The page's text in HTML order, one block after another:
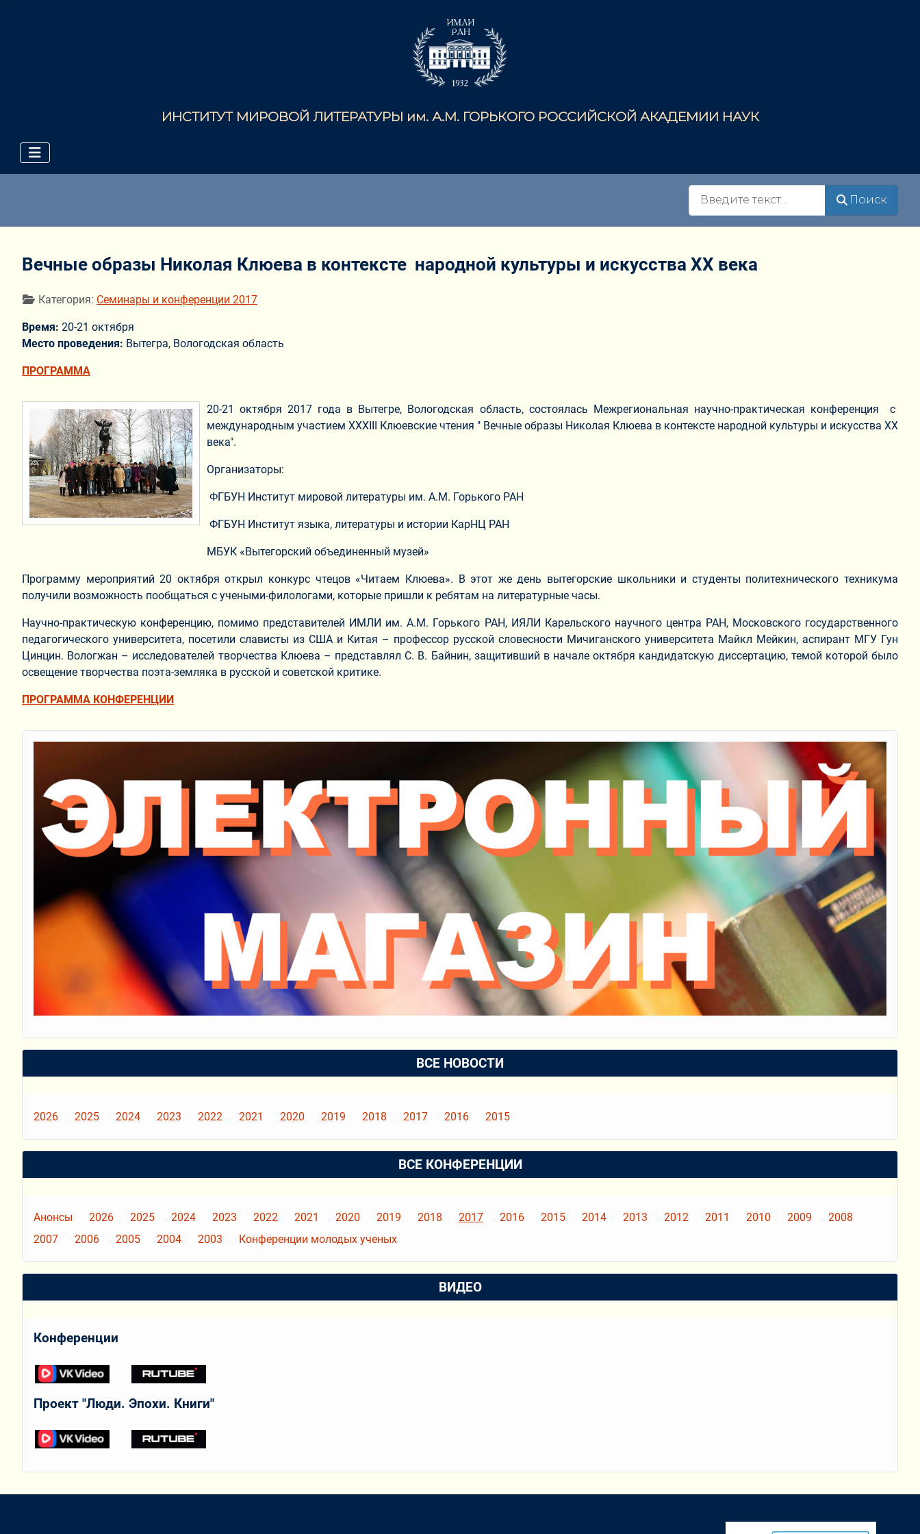
ИНСТИТУТ МИРОВОЙ ЛИТЕРАТУРЫ им. А.М. ГОРЬКОГО РОССИЙСКОЙ АКАДЕМИИ НАУК
Поиск
Вечные образы Николая Клюева в контексте народной культуры и искусства XX века
Информация о материале
Категория: Семинары и конференции 2017
Время: 20-21 октября
Место проведения: Вытегра, Вологодская область
ПРОГРАММА
20-21 октября 2017 года в Вытегре, Вологодская область, состоялась Межрегиональная научно-практическая конференция с
международным участием XXXIII Клюевские чтения " Вечные образы Николая Клюева в контексте народной культуры и искусства XX
века".
Организаторы:
ФГБУН Институт мировой литературы им. А.М. Горького РАН
ФГБУН Институт языка, литературы и истории КарНЦ РАН
МБУК «Вытегорский объединенный музей»
Программу мероприятий 20 октября открыл конкурс чтецов «Читаем Клюева». В этот же день вытегорские школьники и студенты политехнического техникума
получили возможность пообщаться с учеными-филологами, которые пришли к ребятам на литературные часы.
Научно-практическую конференцию, помимо представителей ИМЛИ им. А.М. Горького РАН, ИЯЛИ Карельского научного центра РАН, Московского государственного
педагогического университета, посетили слависты из США и Китая – профессор русской словесности Мичиганского университета Майкл Мейкин, аспирант МГУ Гун
Цинцин. Вологжан – исследователей творчества Клюева – представлял С. В. Байнин, защитивший в начале октября кандидатскую диссертацию, темой которой было
освещение творчества поэта-земляка в русской и советской критике.
ПРОГРАММА КОНФЕРЕНЦИИ
ВСЕ НОВОСТИ
2026 2025 2024 2023 2022 2021 2020 2019 2018 2017 2016 2015
ВСЕ КОНФЕРЕНЦИИ
Анонсы 2026 2025 2024 2023 2022 2021 2020 2019 2018 2017 2016 2015 2014 2013 2012 2011 2010 2009
2008
2007
2006 2005 2004 2003 Конференции молодых ученых
ВИДЕО
Конференции
Проект "Люди. Эпохи. Книги"